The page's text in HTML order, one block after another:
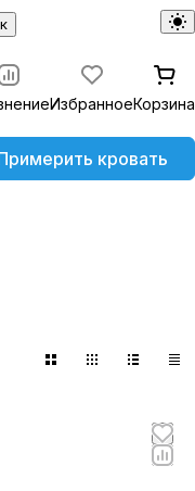
ИзбранноеКорзина
кровать